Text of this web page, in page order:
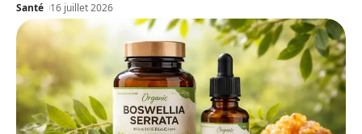
Santé 16 juillet 2026